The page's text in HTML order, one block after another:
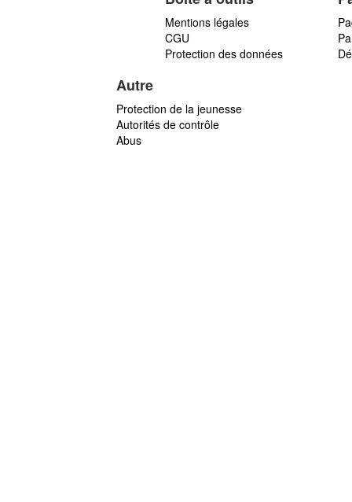
Mentions légales
CGU
Protection des données
Autre
Protection de la jeunesse
Autorités de contrôle
Abus